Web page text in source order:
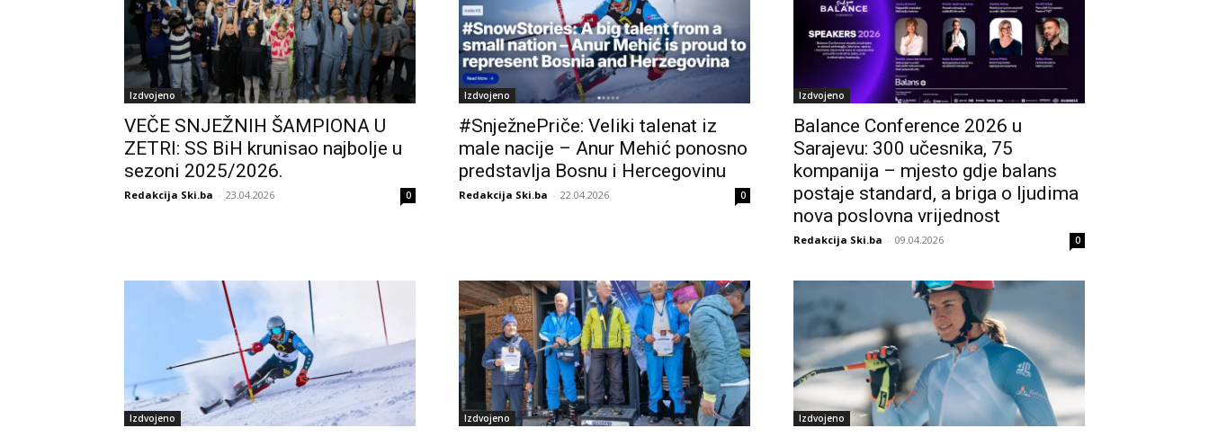
Izdvojeno
VEČE SNJEŽNIH ŠAMPIONA U
ZETRI: SS BiH krunisao najbolje u
sezoni 2025/2026.
Redakcija Ski.ba - 23.04.2026 0
Izdvojeno
#SnježnePriče: Veliki talenat iz
male nacije – Anur Mehić ponosno
predstavlja Bosnu i Hercegovinu
Redakcija Ski.ba - 22.04.2026 0
Izdvojeno
Balance Conference 2026 u
Sarajevu: 300 učesnika, 75
kompanija – mjesto gdje balans
postaje standard, a briga o ljudima
nova poslovna vrijednost
Redakcija Ski.ba - 09.04.2026 0
Izdvojeno Izdvojeno Izdvojeno